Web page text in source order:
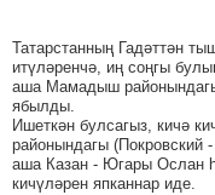
Татарстанның Гадәттән
итүләренчә, иң соңгы
аша Мамадыш
ябылды.
Ишеткән булсагыз, кичә
районындагы (Покровский
аша Казан - Югары Ослан
кичүләрен япканнар иде.